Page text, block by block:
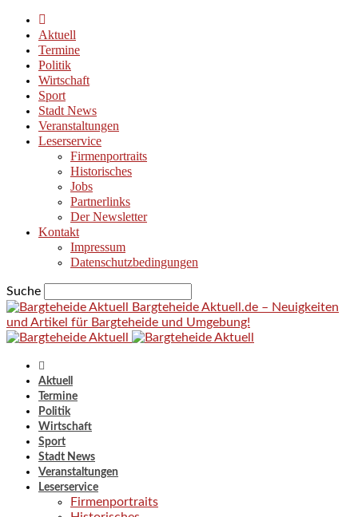
Aktuell
Termine
Politik
Wirtschaft
Sport
Stadt News
Veranstaltungen
Leserservice
Firmenportraits
Historisches
Jobs
Partnerlinks
Der Newsletter
Kontakt
Impressum
Datenschutzbedingungen
Suche
Bargteheide Aktuell.de – Neuigkeiten
und Artikel für Bargteheide und Umgebung!
Aktuell
Termine
Politik
Wirtschaft
Sport
Stadt News
Veranstaltungen
Leserservice
Firmenportraits